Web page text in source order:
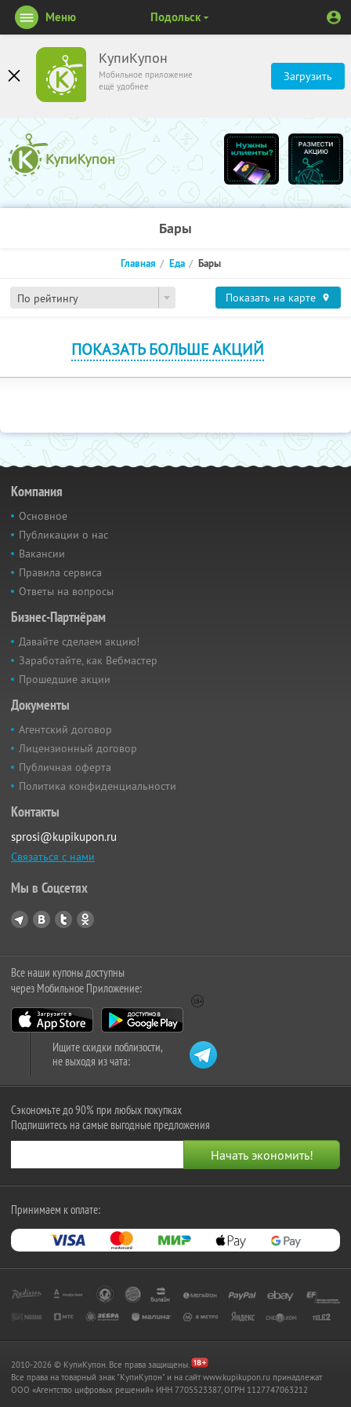
КупиКупон
Мобильное приложение
ещё удобнее
Загрузить
Меню Подольск
Бары
По рейтингу
Главная Еда Бары
Показать на карте
ПОКАЗАТЬ БОЛЬШЕ АКЦИЙ
Компания
Основное
Публикации о нас
Вакансии
Правила сервиса
Ответы на вопросы
Бизнес-Партнёрам
Давайте сделаем акцию!
Заработайте, как Вебмастер
Прошедшие акции
Документы
Агентский договор
Лицензионный договор
Публичная оферта
Политика конфиденциальности
Контакты
sprosi@kupikupon.ru
Связаться с нами
Мы в Соцсетях
Все наши купоны доступны
через Мобильное Приложение:
Ищите скидки поблизости,
не выходя из чата:
Сэкономьте до 90% при любых покупках
Подпишитесь на самые выгодные предложения
Принимаем к оплате:
2010-2026 © КупиКупон. Все права защищены.
Все права на товарный знак "КупиКупон" и на сайт www.kupikupon.ru принадлежат
OOO «Агентство цифровых решений» ИНН 7705523387, ОГРН 1127747063212